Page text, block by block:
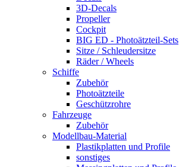
3D-Decals
Propeller
Cockpit
BIG ED - Photoätzteil-Sets
Sitze / Schleudersitze
Räder / Wheels
Schiffe
Zubehör
Photoätzteile
Geschützrohre
Fahrzeuge
Zubehör
Modellbau-Material
Plastikplatten und Profile
sonstiges